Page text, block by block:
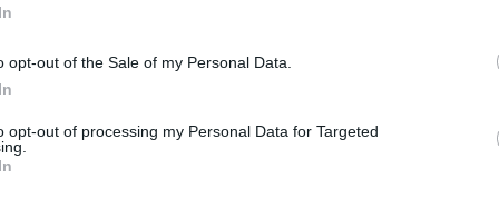
opt-out of the Sale of my Personal Data.
opt-out of processing my Personal Data for Targeted
w rozmowie z portalem eska.plprzedstawicielka centrum Ha
centrum handlowe Modlińska 6D jest w trakcie